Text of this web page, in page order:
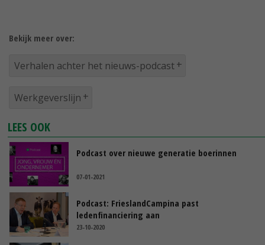
Bekijk meer over:
Verhalen achter het nieuws-podcast
Werkgeverslijn
LEES OOK
Podcast over nieuwe generatie boerinnen
07-01-2021
Podcast: FrieslandCampina past
ledenfinanciering aan
23-10-2020